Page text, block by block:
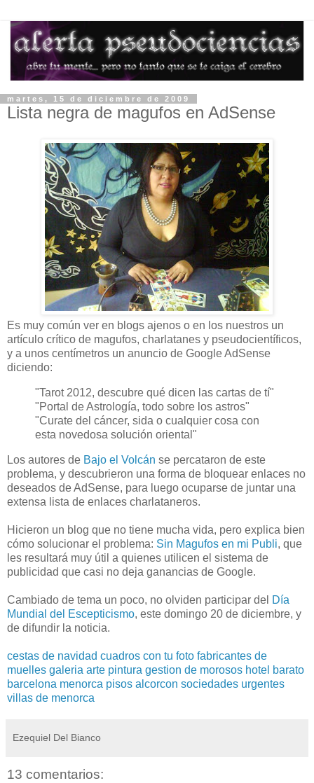
martes, 15 de diciembre de 2009
Lista negra de magufos en AdSense
Es muy común ver en blogs ajenos o en los nuestros un
artículo crítico de magufos, charlatanes y pseudocientíficos,
y a unos centímetros un anuncio de Google AdSense
diciendo:
"Tarot 2012, descubre qué dicen las cartas de tí"
"Portal de Astrología, todo sobre los astros"
"Curate del cáncer, sida o cualquier cosa con
esta novedosa solución oriental"
Los autores de Bajo el Volcán se percataron de este
problema, y descubrieron una forma de bloquear enlaces no
deseados de AdSense, para luego ocuparse de juntar una
extensa lista de enlaces charlataneros.
Hicieron un blog que no tiene mucha vida, pero explica bien
cómo solucionar el problema: Sin Magufos en mi Publi, que
les resultará muy útil a quienes utilicen el sistema de
publicidad que casi no deja ganancias de Google.
Cambiado de tema un poco, no olviden participar del Día
Mundial del Escepticismo, este domingo 20 de diciembre, y
de difundir la noticia.
cestas de navidad cuadros con tu foto fabricantes de
muelles galeria arte pintura gestion de morosos hotel barato
barcelona menorca pisos alcorcon sociedades urgentes
villas de menorca
Ezequiel Del Bianco
13 comentarios: